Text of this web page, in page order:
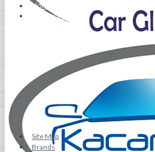
Home
Contact Us
Site Map
Brands